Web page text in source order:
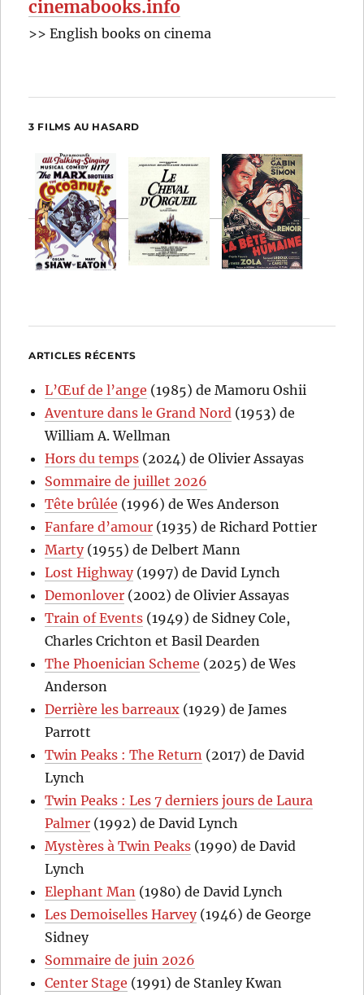
cinemabooks.info
>> English books on cinema
3 FILMS AU HASARD
ARTICLES RÉCENTS
L’Œuf de l’ange (1985) de Mamoru Oshii
Aventure dans le Grand Nord (1953) de
William A. Wellman
Hors du temps (2024) de Olivier Assayas
Sommaire de juillet 2026
Tête brûlée (1996) de Wes Anderson
Fanfare d’amour (1935) de Richard Pottier
Marty(1955) de Delbert Mann
Lost Highway(1997) de David Lynch
Demonlover (2002) de Olivier Assayas
Train of Events (1949) de Sidney Cole,
Charles Crichton et Basil Dearden
The Phoenician Scheme (2025) de Wes
Anderson
Derrière les barreaux (1929) de James
Parrott
Twin Peaks : The Return (2017) de David
Lynch
Twin Peaks : Les 7 derniers jours de Laura
Palmer (1992) de David Lynch
Mystères à Twin Peaks (1990) de David
Lynch
Elephant Man (1980) de David Lynch
Les Demoiselles Harvey(1946) de George
Sidney
Sommaire de juin 2026
Center Stage (1991) de Stanley Kwan